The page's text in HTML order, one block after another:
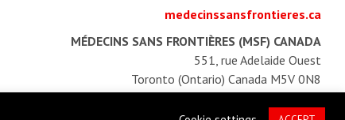
medecinssansfrontieres.ca
MÉDECINS SANS FRONTIÈRES (MSF) CANADA
551, rue Adelaide Ouest
Toronto (Ontario) Canada M5V 0N8